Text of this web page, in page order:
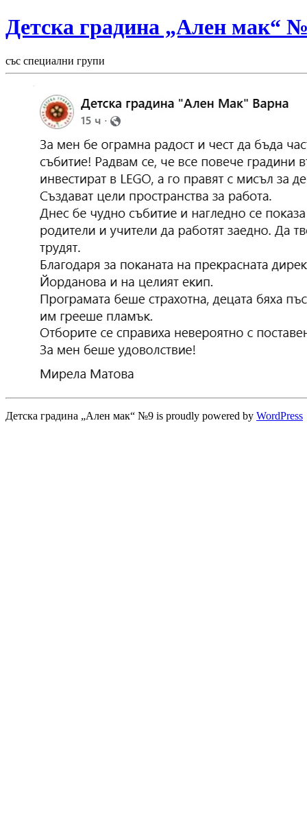
Детска градина „Ален мак“
със специални групи
Детска градина „Ален мак“ №9 is proudly powered by WordPress